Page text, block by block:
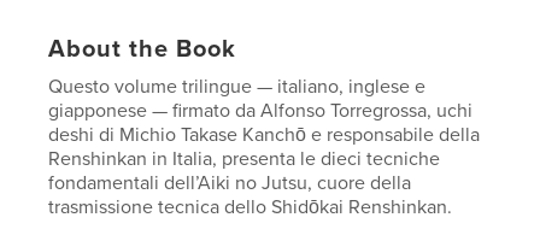
About the Book
Questo volume trilingue — italiano, inglese e
giapponese — firmato da Alfonso Torregrossa, uchi
deshi di Michio Takase Kanchō e responsabile della
Renshinkan in Italia, presenta le dieci tecniche
fondamentali dell’Aiki no Jutsu, cuore della
trasmissione tecnica dello Shidōkai Renshinkan.